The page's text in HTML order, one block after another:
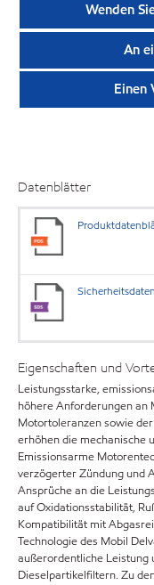
Wenden
An
Einen
Datenblätter
Eigenschaften und
Leistungsstarke,
höhere Anforderungen an
Motortoleranzen sowie
erhöhen die mechanische
Emissionsarme
verzögerter Zündung und
Ansprüche an die
auf Oxidationsstabilität,
Kompatibilität mit
Technologie des Mobil
außerordentliche Leistung
Dieselpartikelfiltern. Zu